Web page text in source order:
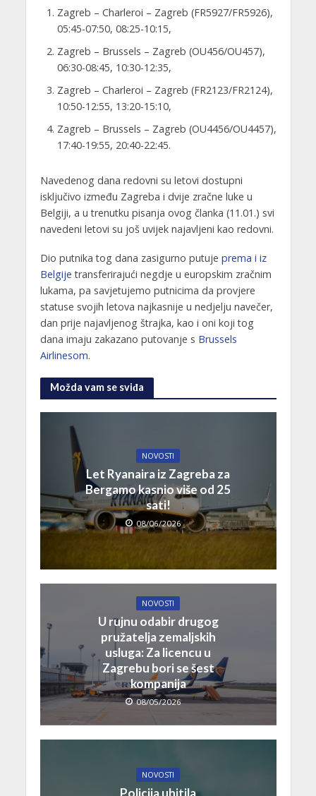
Zagreb – Charleroi – Zagreb (FR5927/FR5926),
05:45-07:50, 08:25-10:15,
Zagreb – Brussels – Zagreb (OU456/OU457),
06:30-08:45, 10:30-12:35,
Zagreb – Charleroi – Zagreb (FR2123/FR2124),
10:50-12:55, 13:20-15:10,
Zagreb – Brussels – Zagreb (OU4456/OU4457),
17:40-19:55, 20:40-22:45.
Navedenog dana redovni su letovi dostupni
isključivo između Zagreba i dvije zračne luke u
Belgiji, a u trenutku pisanja ovog članka (11.01.) svi
navedeni letovi su još uvijek najavljeni kao redovni.
Dio putnika tog dana zasigurno putuje prema i iz
Belgije transferirajući negdje u europskim zračnim
lukama, pa savjetujemo putnicima da provjere
statuse svojih letova najkasnije u nedjelju navečer,
dan prije najavljenog štrajka, kao i oni koji tog
dana imaju zakazano putovanje s Brussels
Airlinesom.
Možda vam se sviđa
NOVOSTI
Let Ryanaira iz Zagreba za
Bergamo kasnio više od 25
sati!
08/06/2026
NOVOSTI
U rujnu odabir drugog
pružatelja zemaljskih
usluga: Za licencu u
Zagrebu bori se šest
kompanija
08/05/2026
NOVOSTI
Policija uhitila